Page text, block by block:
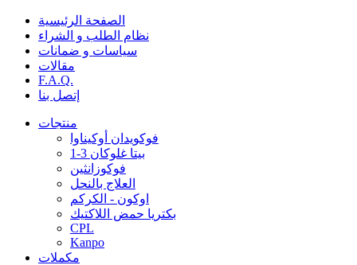
الصفحة الرئيسية
نظام الطلب و الشراء
سياسات و ضمانات
مقالات
F.A.Q.
إتصل بنا
منتجات
فوكويدان أوكيناوا
1-3 بيتا غلوكان
فوكوزانثين
العلاج بالنحل
اوكون - الكركم
بكتريا حمض اللاكتيك
CPL
Kanpo
مكملات